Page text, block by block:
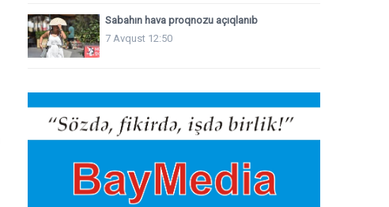
Sabahın hava proqnozu açıqlanıb
7 Avqust 12:50